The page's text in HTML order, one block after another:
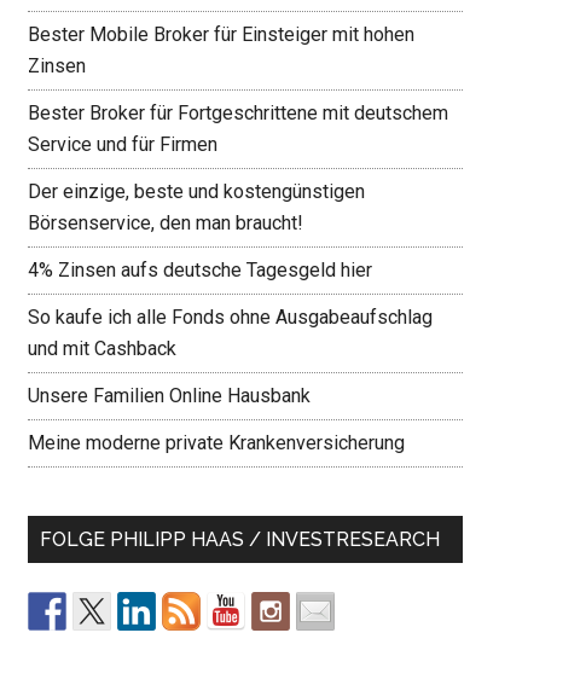
Bester Mobile Broker für Einsteiger mit hohen
Zinsen
Bester Broker für Fortgeschrittene mit deutschem
Service und für Firmen
Der einzige, beste und kostengünstigen
Börsenservice, den man braucht!
4% Zinsen aufs deutsche Tagesgeld hier
So kaufe ich alle Fonds ohne Ausgabeaufschlag
und mit Cashback
Unsere Familien Online Hausbank
Meine moderne private Krankenversicherung
FOLGE PHILIPP HAAS / INVESTRESEARCH